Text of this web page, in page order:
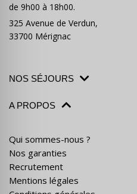
de 9h00 à 18h00.
325 Avenue de Verdun,
33700 Mérignac
NOS SÉJOURS
A PROPOS
Qui sommes-nous ?
Nos garanties
Recrutement
Mentions légales